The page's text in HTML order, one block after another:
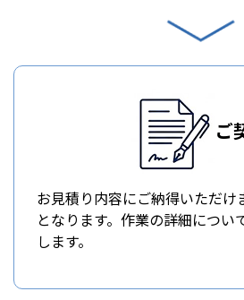
ご
お見積り内容にご納得いただけ
となります。作業の詳細につい
します。